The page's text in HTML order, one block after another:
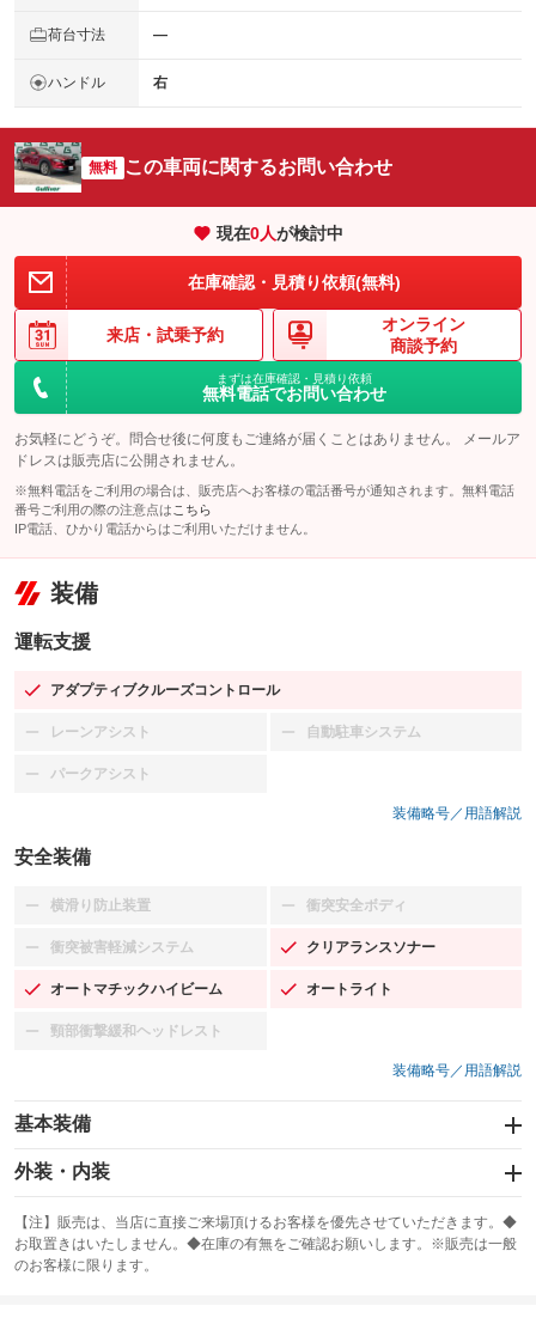
荷台寸法 ―
ハンドル 右
無料 この車両に関するお問い合わせ
現在0人が検討中
在庫確認・見積り依頼(無料)
来店・ 試乗予約
オンライン
商談予約
まずは在庫確認・見積り依頼
無料電話でお問い合わせ
お気軽にどうぞ。問合せ後に何度もご連絡が届くことはありません。 メールア
ドレスは販売店に公開されません。
※無料電話をご利用の場合は、販売店へお客様の電話番号が通知されます。無料電話
番号ご利用の際の注意点は こちら
IP電話、ひかり電話からはご利用いただけません。
装備
運転支援
アダプティブクルーズコントロール
：装備あり
レーンアシスト
：装備なし 自動駐車システム
：装備なし
パークアシスト
：装備なし
装備略号／用語解説
安全装備
横滑り防止装置
：装備なし 衝突安全ボディ
：装備なし
衝突被害軽減システム
：装備なし クリアランスソナー
：装備あり
オートマチックハイビーム
：装備あり オートライト
：装備あり
頸部衝撃緩和ヘッドレスト
：装備なし
装備略号／用語解説
基本装備
エアバッグ：運転席/助手席/サイド
：装備あり
：装備なし
サンルーフ
：装備なし ABS
外装・内装
カーナビ：SDナビ
：装備あり
TV：フルセグ
：装備あり
【注】販売は、当店に直接ご来場頂けるお客様を優先させていただきます。◆
お取置きはいたしません。◆在庫の有無をご確認お願いします。※販売は一般
のお客様に限ります。